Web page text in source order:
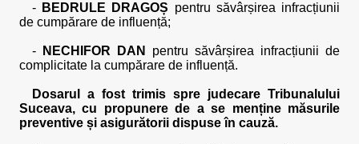
- BEDRULE DRAGOȘ pentru săvârșirea infracțiunii
de cumpărare de influență;
- NECHIFOR DAN
pentru săvârșirea infracțiunii de
complicitate la cumpărare de influență.
Dosarul a fost trimis spre judecare Tribunalului
Suceava, cu propunere de a se menține măsurile
preventive și asigurătorii dispuse în cauză.